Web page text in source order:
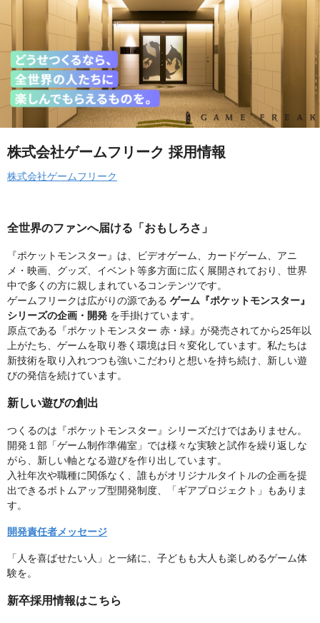
株式会社ゲームフリーク 採用情報
株式会社ゲームフリーク
全世界のファンへ届ける「おもしろさ」
『ポケットモンスター』は、ビデオゲーム、カードゲーム、アニ
メ・映画、グッズ、イベント等多方面に広く展開されており、世界
中で多くの方に親しまれているコンテンツです。
ゲームフリークは広がりの源である ゲーム『ポケットモンスター』
シリーズの企画・開発 を手掛けています。
原点である『ポケットモンスター 赤・緑』が発売されてから25年以
上がたち、ゲームを取り巻く環境は日々変化しています。私たちは
新技術を取り入れつつも強いこだわりと想いを持ち続け、新しい遊
びの発信を続けています。
新しい遊びの創出
つくるのは『ポケットモンスター』シリーズだけではありません。
開発１部「ゲーム制作準備室」では様々な実験と試作を繰り返しな
がら、新しい軸となる遊びを作り出しています。
入社年次や職種に関係なく、誰もがオリジナルタイトルの企画を提
出できるボトムアップ型開発制度、「ギアプロジェクト」もありま
す。
開発責任者メッセージ
「人を喜ばせたい人」と一緒に、子どもも大人も楽しめるゲーム体
験を。
新卒採用情報はこちら